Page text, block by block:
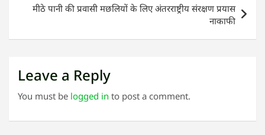
मीठे पानी की प्रवासी मछलियों के लिए अंतरराष्ट्रीय संरक्षण प्रयास
नाकाफी
Leave a Reply
You must be logged in to post a comment.